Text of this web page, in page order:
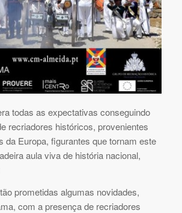
todas as expectativas conseguindo
recriadores históricos, provenientes
da Europa, figurantes que tornam este
aula viva de história nacional,
prometidas algumas novidades,
com a presença de recriadores